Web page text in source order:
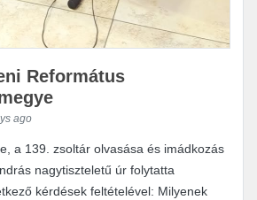
Református
ago
a 139. zsoltár olvasása és imádkozás
nagytiszteletű úr folytatta
kérdések feltételével: Milyenek